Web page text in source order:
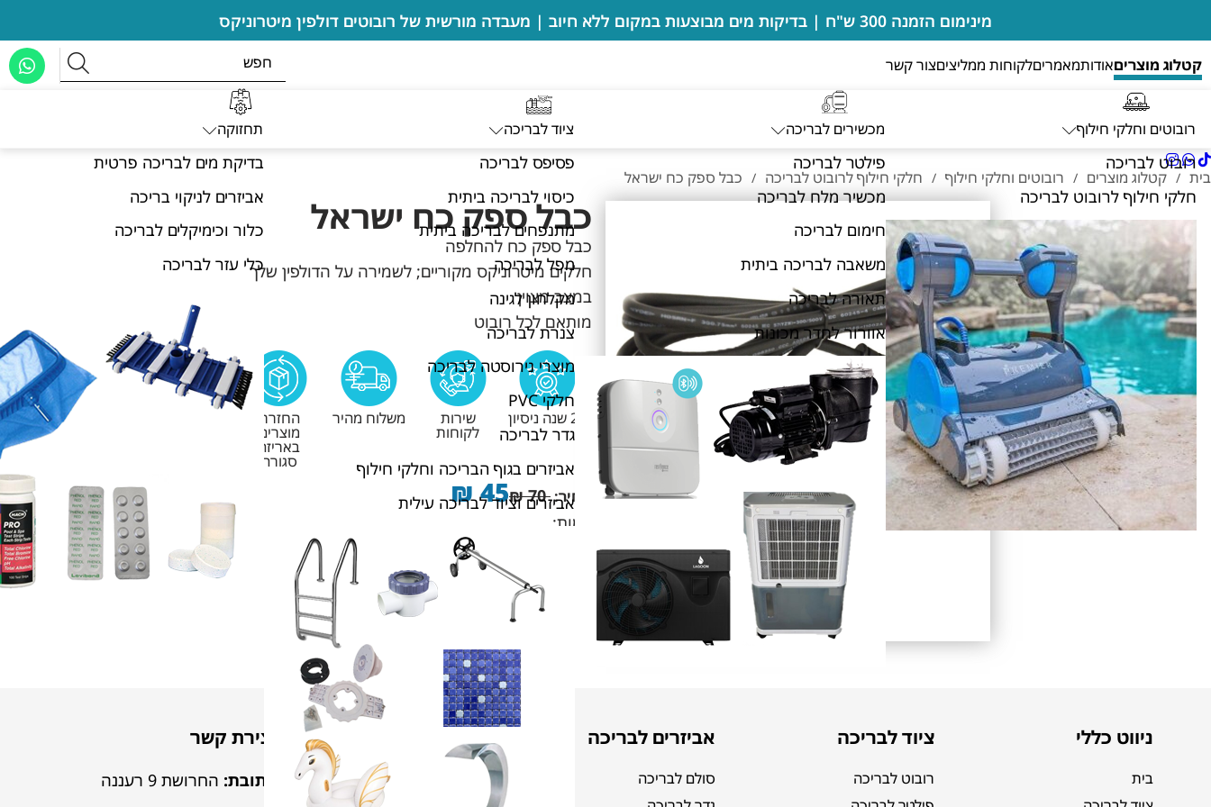
מינימום הזמנה 300 ש"ח | בדיקות מים מבוצעות במקום ללא חיוב | מעבדה מורשית של רובוטים דולפין מיטרוניקס
קטלוג מוצריםאודותמאמריםלקוחות ממליציםצור קשר
רובוטים וחלקי חילוף
רובוט לבריכה
חלקי חילוף לרובוט לבריכה
מכשירים לבריכה
פילטר לבריכה
מכשיר מלח לבריכה
חימום לבריכה
משאבה לבריכה ביתית
תאורה לבריכה
אוורור לחדר מכונות
ציוד לבריכה
פסיפס לבריכה
כיסוי לבריכה ביתית
מתנפחים לבריכה ביתית
מפל לבריכה
מקלחון לגינה
צנרת לבריכה
מוצרי נירוסטה לבריכה
חלקי PVC
גדר לבריכה
אביזרים בגוף הבריכה וחלקי חילוף
אביזרים וציוד לבריכה עילית
תחזוקה
בדיקת מים לבריכה פרטית
אביזרים לניקוי בריכה
כלור וכימיקלים לבריכה
כלי עזר לבריכה
בית / קטלוג מוצרים / רובוטים וחלקי חילוף / חלקי חילוף לרובוט לבריכה / כבל ספק כח ישראל
כבל ספק כח ישראל
כבל ספק כח להחלפה
חלקים מיטרוניקס מקוריים; לשמירה על הדולפין שלך
במצב מצוין
מותאם לכל רובוט
20 שנה ניסיון שירות
לקוחות
משלוח מהיר החזרת
מוצרים
באריזה
סגורה
מחיר: 70
₪
45
₪
כמות:
הוסף לסל
ניווט כללי
בית
ציוד לבריכה
רובוט לבריכה
אביזרים לבריכה
סולם לבריכה
תחזוקה
כלור וכימיקלים לבריכה
יצירת קשר
כתובת: החרושת 9 רעננה